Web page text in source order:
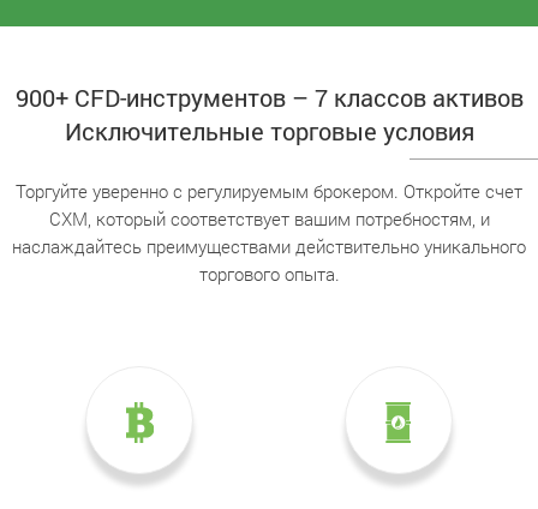
900+ CFD-инструментов – 7 классов активов
Исключительные торговые условия
Торгуйте уверенно с регулируемым брокером. Откройте счет
CXM, который соответствует вашим потребностям, и
наслаждайтесь преимуществами действительно уникального
торгового опыта.